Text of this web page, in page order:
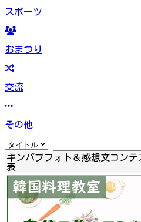
スポーツ
おまつり
交流
その他
キンパプフォト＆感想文コン
表